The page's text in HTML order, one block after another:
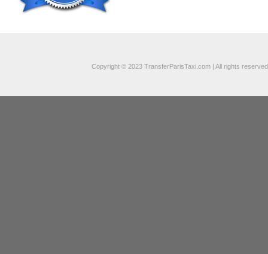
Copyright © 2023 TransferParisTaxi.com | All rights reserved